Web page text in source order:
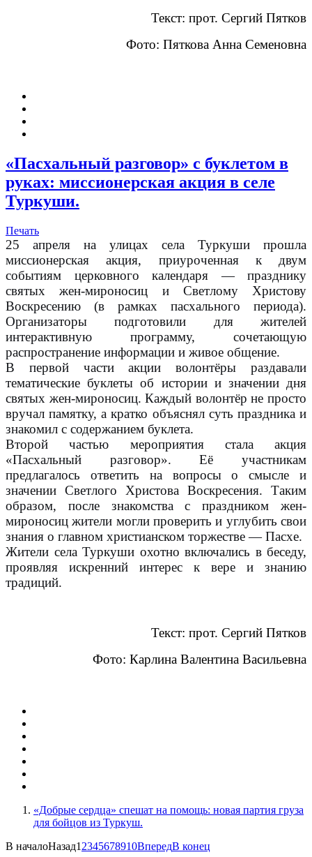
Текст: прот. Сергий Пятков
Фото: Пяткова Анна Семеновна
«Пасхальный разговор» с буклетом в
руках: миссионерская акция в селе
Туркуши.
Печать
25 апреля на улицах села Туркуши прошла
миссионерская акция, приуроченная к двум
событиям церковного календаря — празднику
святых жен-мироносиц и Светлому Христову
Воскресению (в рамках пасхального периода).
Организаторы подготовили для жителей
интерактивную программу, сочетающую
распространение информации и живое общение.
В первой части акции волонтёры раздавали
тематические буклеты об истории и значении дня
святых жен-мироносиц. Каждый волонтёр не просто
вручал памятку, а кратко объяснял суть праздника и
знакомил с содержанием буклета.
Второй частью мероприятия стала акция
«Пасхальный разговор». Её участникам
предлагалось ответить на вопросы о смысле и
значении Светлого Христова Воскресения. Таким
образом, после знакомства с праздником жен-
мироносиц жители могли проверить и углубить свои
знания о главном христианском торжестве — Пасхе.
Жители села Туркуши охотно включались в беседу,
проявляя искренний интерес к вере и знанию
традиций.
Текст: прот. Сергий Пятков
Фото: Карлина Валентина Васильевна
«Добрые сердца» спешат на помощь: новая партия груза
для бойцов из Туркуш.
В началоНазад1 2345678910ВпередВ конец